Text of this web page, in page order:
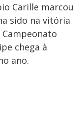
Carille marcou
sido na vitória
chega à
ano.